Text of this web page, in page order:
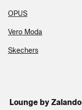
OPUS
Vero Moda
Skechers
Lounge by Zalando